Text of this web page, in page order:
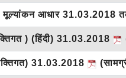
मूल्यांकन आधार 31.03.2018
) (हिंदी) 31.03.2018
31.03.2018